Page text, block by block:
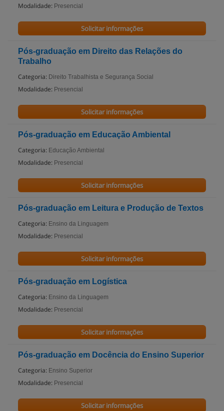
Modalidade: Presencial
Solicitar informações
Pós-graduação em Direito das Relações do
Trabalho
Categoria: Direito Trabalhista e Segurança Social
Modalidade: Presencial
Solicitar informações
Pós-graduação em Educação Ambiental
Categoria: Educação Ambiental
Modalidade: Presencial
Solicitar informações
Pós-graduação em Leitura e Produção de Textos
Categoria: Ensino da Linguagem
Modalidade: Presencial
Solicitar informações
Pós-graduação em Logística
Categoria: Ensino da Linguagem
Modalidade: Presencial
Solicitar informações
Pós-graduação em Docência do Ensino Superior
Categoria: Ensino Superior
Modalidade: Presencial
Solicitar informações